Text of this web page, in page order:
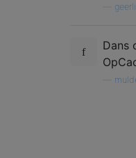
Dans